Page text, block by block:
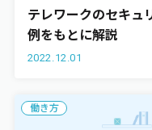
テレワークのセキュ
例をもとに解説
2022.12.01
働き方